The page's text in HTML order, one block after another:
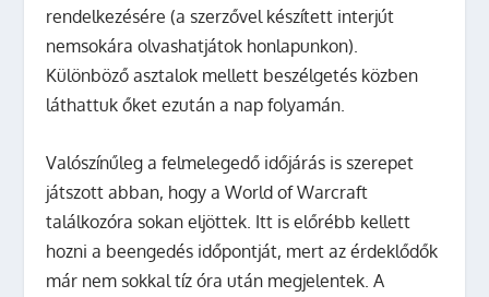
rendelkezésére (a szerzővel készített interjút
nemsokára olvashatjátok honlapunkon).
Különböző asztalok mellett beszélgetés közben
láthattuk őket ezután a nap folyamán.
Valószínűleg a felmelegedő időjárás is szerepet
játszott abban, hogy a World of Warcraft
találkozóra sokan eljöttek. Itt is előrébb kellett
hozni a beengedés időpontját, mert az érdeklődők
már nem sokkal tíz óra után megjelentek. A